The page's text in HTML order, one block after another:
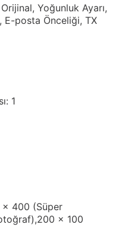
Yoğunluk Ayarı,
E-posta Önceliği, TX
1
400 (Süper
x 100